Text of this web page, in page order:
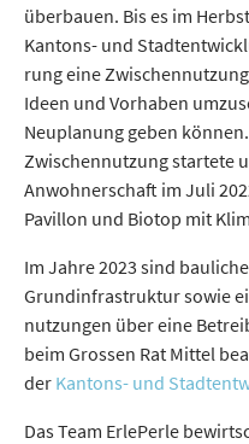
überbauen. Bis es im
Kantons- und
rung eine
Ideen und Vorhaben
Neuplanung geben
Zwischennutzung startete
Anwohnerschaft im Juli
Pavillon und Biotop mit
Im Jahre 2023 sind
Grundinfrastruktur sowie
nutz­un­gen über eine
beim Grossen Rat Mittel
der Kantons- und
Das Team ErlePerle